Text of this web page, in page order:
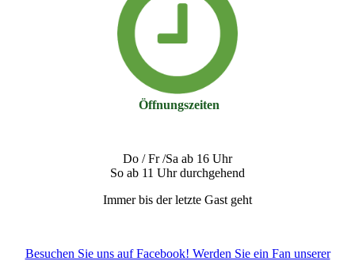
Öffnungszeiten
Do / Fr /Sa ab 16 Uhr
So ab 11 Uhr durchgehend
Immer bis der letzte Gast geht
Besuchen Sie uns auf Facebook! Werden Sie ein Fan unserer